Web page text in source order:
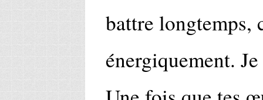
battre longtemps,
énergiquement.